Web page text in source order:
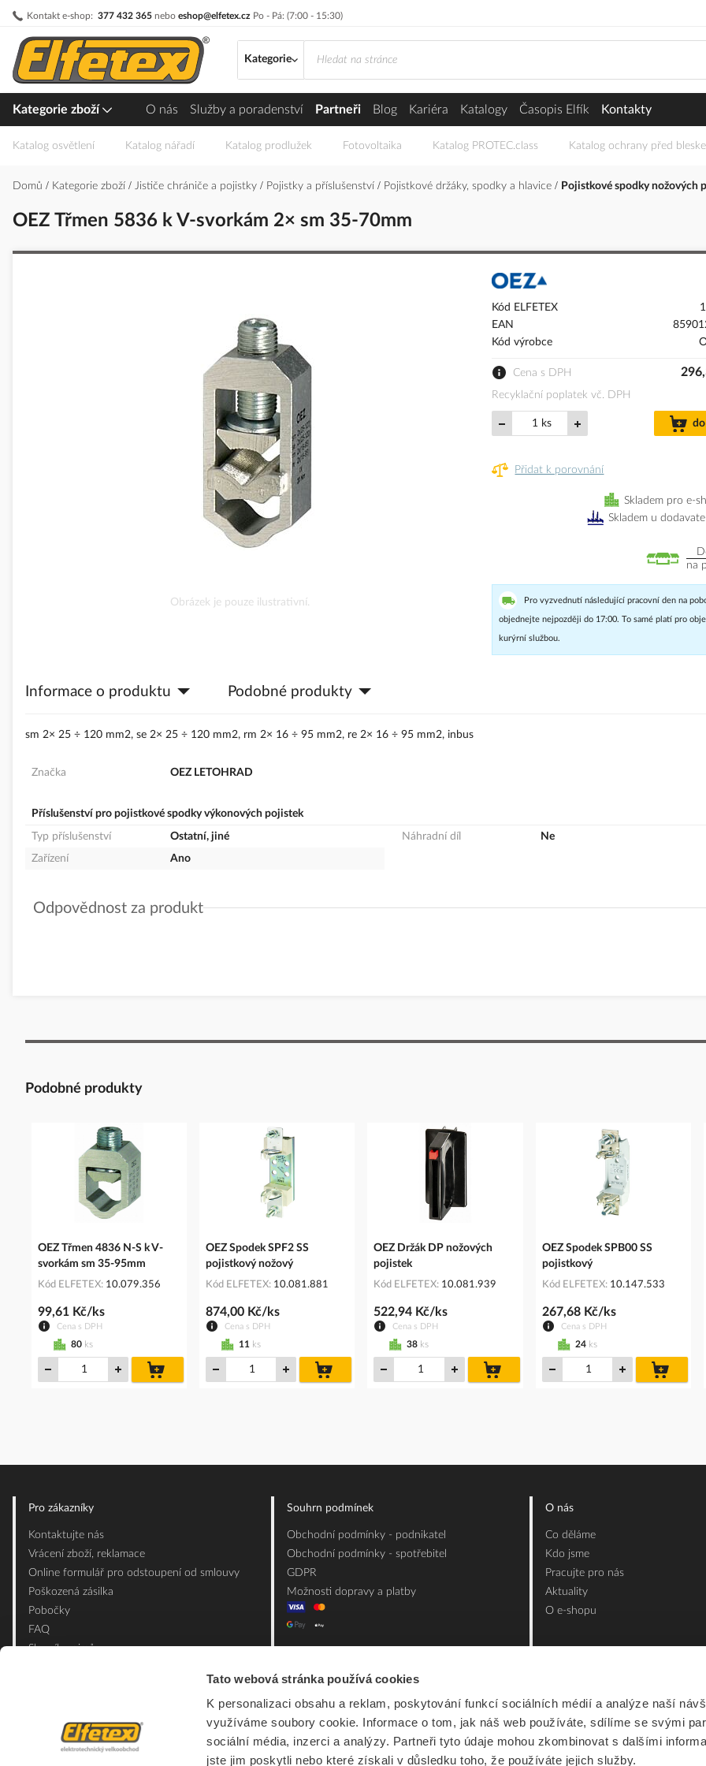
Tato webová stránka používá cookies
K personalizaci obsahu a reklam, poskytování funkcí sociálních médií a analýze naší
využíváme soubory cookie. Informace o tom, jak náš web používáte, sdílíme se svými
sociální média, inzerci a analýzy. Partneři tyto údaje mohou zkombinovat s dalšími
jste jim poskytli nebo které získali v důsledku toho, že používáte jejich služby.
Kontakt e-shop: 377 432 365 nebo eshop@elfetex.cz Po - Pá: (7:00 - 15:30)
Přejít
obsah
Kategorie
Kategorie zboží O nás Služby a poradenství Partneři Blog Kariéra Katalogy Časopis Elfík Kontakty
Katalog osvětlení Katalog nářadí Katalog prodlužek Fotovoltaika Katalog PROTEC.class Katalog ochrany před
Domů Kategorie zboží Jističe chrániče a pojistky Pojistky a příslušenství Pojistkové držáky, spodky a hlavice Pojistkové spodky nožových
OEZ Třmen 5836 k V-svorkám 2× sm 35-70mm
Obrázek je pouze ilustrativní.
Kód ELFETEX
EAN
Kód výrobce
Cena s DPH
Recyklační poplatek vč. DPH
ks
Přidat k porovnání
Skladem pro e-
Skladem u
na
Pro vyzvednutí následující pracovní den na
objednejte nejpozději do 17:00. To samé platí pro
kurýrní službou.
Informace o produktu Podobné produkty
sm 2× 25 ÷ 120 mm2, se 2× 25 ÷ 120 mm2, rm 2× 16 ÷ 95 mm2, re 2× 16 ÷ 95 mm2, inbus
Značka OEZ LETOHRAD
Příslušenství pro pojistkové spodky výkonových pojistek
Typ příslušenství
Ostatní, jiné
Zařízení
Ano
Náhradní díl Ne
GPSR Details
Odpovědnost za produkt
Podobné produkty
OEZ Třmen 4836 N-S k V-
svorkám sm 35-95mm
Kód ELFETEX 10.079.356
Cena s DPH
99,61 Kč/ks
80 ks
košíku
OEZ Spodek SPF2 SS
pojistkový nožový
Kód ELFETEX 10.081.881
Cena s DPH
874,00 Kč/ks
11 ks
košíku
OEZ Držák DP nožových
pojistek
Kód ELFETEX 10.081.939
Cena s DPH
522,94 Kč/ks
38 ks
košíku
OEZ Spodek SPB00 SS
pojistkový
Kód ELFETEX 10.147.533
Cena s DPH
267,68 Kč/ks
24 ks
košíku
Pro zákazníky
Kontaktujte nás
Vrácení zboží, reklamace
Online formulář pro odstoupení od smlouvy
Poškozená zásilka
Pobočky
FAQ
Slovník pojmů
Souhrn podmínek
Obchodní podmínky - podnikatel
Obchodní podmínky - spotřebitel
GDPR
Možnosti dopravy a platby
O nás
Co děláme
Kdo jsme
Pracujte pro nás
Aktuality
O e-shopu